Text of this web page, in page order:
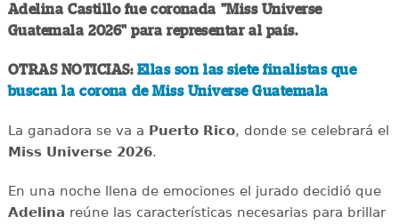
Adelina Castillo fue coronada "Miss Universe
Guatemala 2026" para representar al país.
OTRAS NOTICIAS: Ellas son las siete finalistas que
buscan la corona de Miss Universe Guatemala
La ganadora se va a Puerto Rico, donde se celebrará el
Miss Universe 2026.
En una noche llena de emociones el jurado decidió que
Adelina reúne las características necesarias para brillar